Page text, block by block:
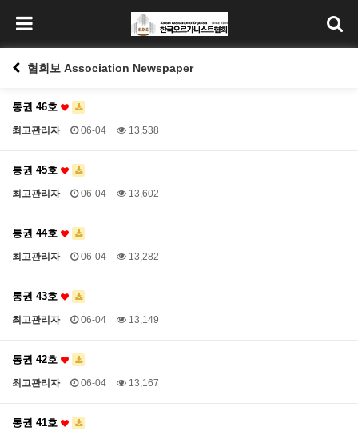
협회보 Association Newspaper
통권 46호
최고관리자 06-04 13,538
통권 45호
최고관리자 06-04 13,602
통권 44호
최고관리자 06-04 13,282
통권 43호
최고관리자 06-04 13,149
통권 42호
최고관리자 06-04 13,167
통권 41호